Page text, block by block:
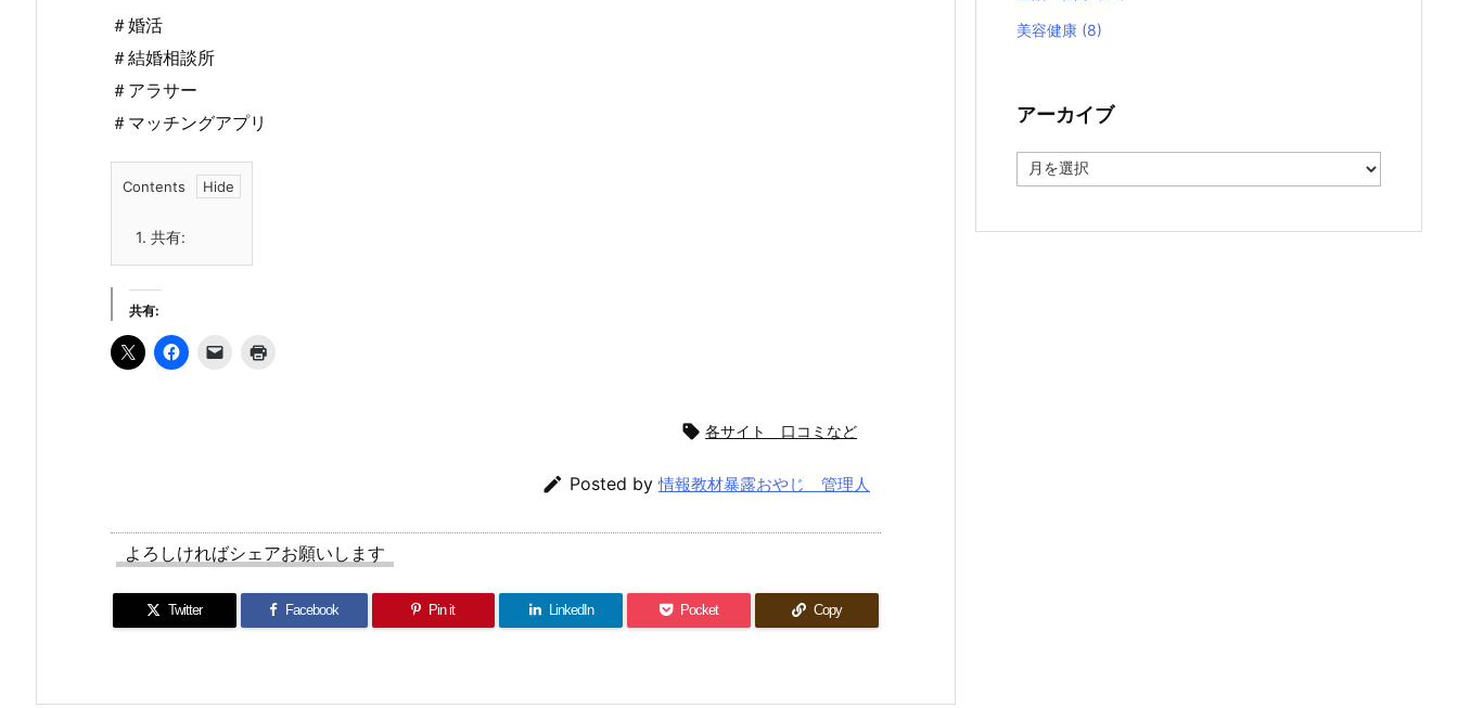
＃婚活
＃結婚相談所
＃アラサー
＃マッチングアプリ
Contents
1. 共有:
共有:
 各サイト 口コミなど
 Posted by情報教材暴露おやじ 管理人
よろしければシェアお願いします
Twitter Facebook Pin it LinkedIn Pocket Copy
美容健康 (8)
アーカイブ
ー